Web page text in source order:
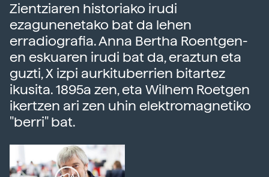
Zientziaren historiako irudi
ezagunenetako bat da lehen
erradiografia. Anna Bertha Roentgen-
en eskuaren irudi bat da, eraztun eta
guzti, X izpi aurkituberrien bitartez
ikusita. 1895a zen, eta Wilhem Roetgen
ikertzen ari zen uhin elektromagnetiko
"berri" bat.